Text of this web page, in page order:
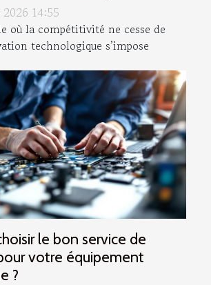
14:55
où la compétitivité ne cesse de
technologique s’impose
le bon service de
votre équipement
?